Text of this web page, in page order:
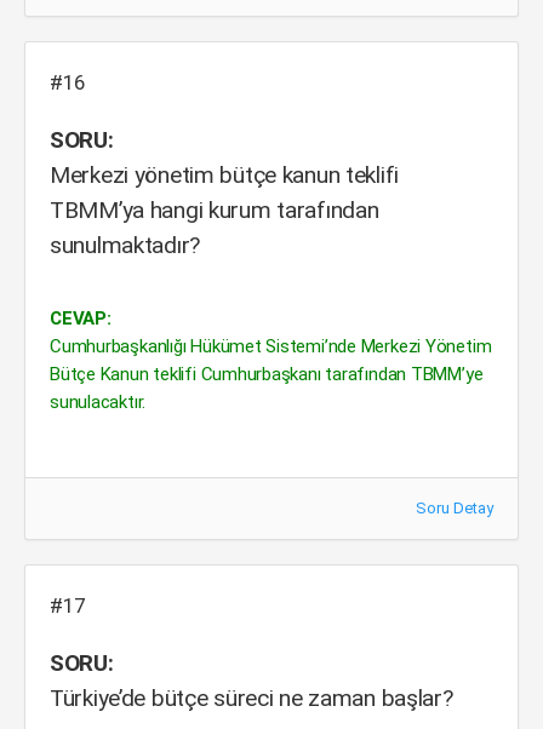
#16
SORU:
Merkezi yönetim bütçe kanun teklifi
TBMM’ya hangi kurum tarafından
sunulmaktadır?
CEVAP:
Cumhurbaşkanlığı Hükümet Sistemi’nde Merkezi Yönetim
Bütçe Kanun teklifi Cumhurbaşkanı tarafından TBMM’ye
sunulacaktır.
Soru Detay
#17
SORU:
Türkiye’de bütçe süreci ne zaman başlar?